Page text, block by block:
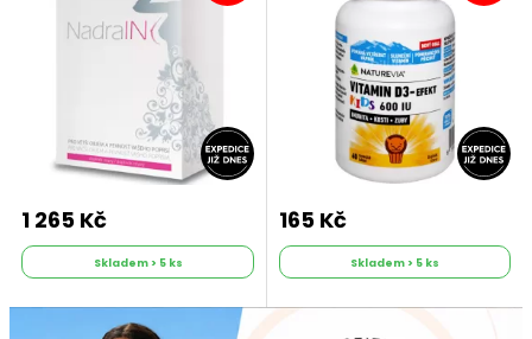
1 265 Kč
Skladem > 5 ks
165 Kč
Skladem > 5 ks